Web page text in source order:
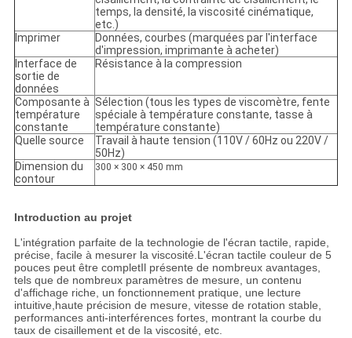
temps, la densité, la viscosité cinématique,
etc.)
Imprimer
Données, courbes (marquées par l'interface
d'impression, imprimante à acheter)
Interface de
sortie de
données
Résistance à la compression
Composante à
température
constante
Sélection (tous les types de viscomètre, fente
spéciale à température constante, tasse à
température constante)
Quelle source
Travail à haute tension (110V / 60Hz ou 220V /
50Hz)
Dimension du
contour
300 × 300 × 450 mm
Introduction au projet
L'intégration parfaite de la technologie de l'écran tactile, rapide,
précise, facile à mesurer la viscosité.L'écran tactile couleur de 5
pouces peut être completIl présente de nombreux avantages,
tels que de nombreux paramètres de mesure, un contenu
d'affichage riche, un fonctionnement pratique, une lecture
intuitive,haute précision de mesure, vitesse de rotation stable,
performances anti-interférences fortes, montrant la courbe du
taux de cisaillement et de la viscosité, etc.